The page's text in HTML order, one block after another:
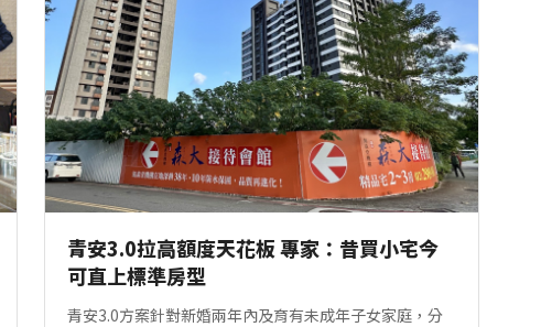
青安3.0拉高額度天花板 專家：昔買小宅今
可直上標準房型
青安3.0方案針對新婚兩年內及育有未成年子女家庭，分